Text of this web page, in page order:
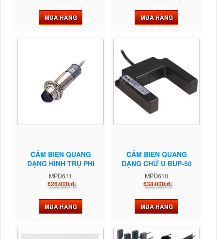
MUA HÀNG MUA HÀNG
CẢM BIẾN QUANG
DẠNG HÌNH TRỤ PHI
18...
MPD611
626.000 đ
MUA HÀNG
CẢM BIẾN QUANG
DẠNG CHỮ U BUP-50
MPD610
638.000 đ
MUA HÀNG